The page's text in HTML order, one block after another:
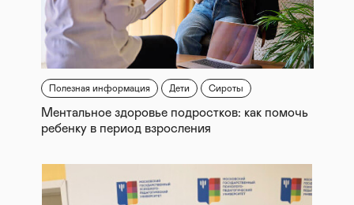
Полезная информация Дети Сироты
Ментальное здоровье подростков: как помочь
ребенку в период взросления